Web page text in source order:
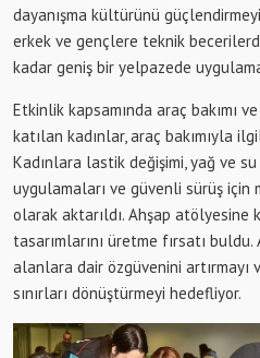
dayanışma kültürünü
erkek ve gençlere teknik
kadar geniş bir yelpazede
Etkinlik kapsamında araç bakımı
katılan kadınlar, araç bakımıyla
Kadınlara lastik değişimi, yağ ve
uygulamaları ve güvenli sürüş için
olarak aktarıldı. Ahşap atölyesine
tasarımlarını üretme fırsatı
alanlara dair özgüvenini
sınırları dönüştürmeyi hedefliyor.